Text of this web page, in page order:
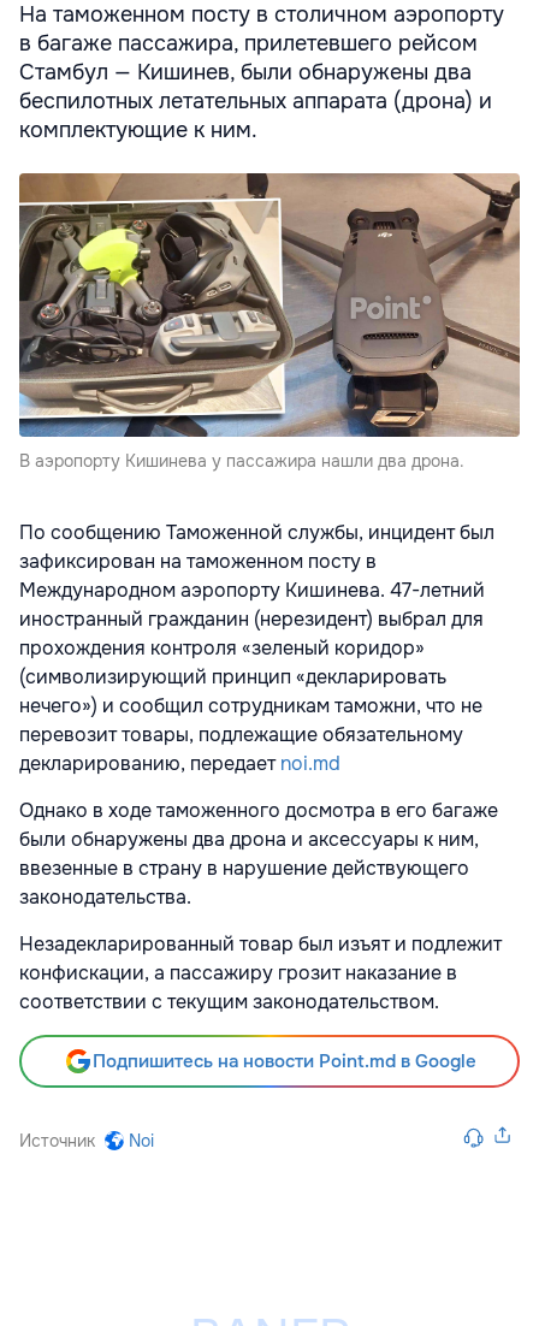
На таможенном посту в столичном аэропорту
в багаже пассажира, прилетевшего рейсом
Стамбул — Кишинев, были обнаружены два
беспилотных летательных аппарата (дрона) и
комплектующие к ним.
В аэропорту Кишинева у пассажира нашли два дрона.
По сообщению Таможенной службы, инцидент был
зафиксирован на таможенном посту в
Международном аэропорту Кишинева. 47-летний
иностранный гражданин (нерезидент) выбрал для
прохождения контроля «зеленый коридор»
(символизирующий принцип «декларировать
нечего») и сообщил сотрудникам таможни, что не
перевозит товары, подлежащие обязательному
декларированию, передаетnoi.md
Однако в ходе таможенного досмотра в его багаже
были обнаружены два дрона и аксессуары к ним,
ввезенные в страну в нарушение действующего
законодательства.
Незадекларированный товар был изъят и подлежит
конфискации, а пассажиру грозит наказание в
соответствии с текущим законодательством.
Подпишитесь на новости Point.md в Google
Источник Noi